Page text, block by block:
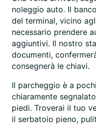
noleggio auto. Il
del terminal, vicino
necessario prendere
aggiuntivi. Il nostro
documenti,
consegnerà le chiavi.
Il parcheggio è a
chiaramente
piedi. Troverai il tuo
il serbatoio pieno,